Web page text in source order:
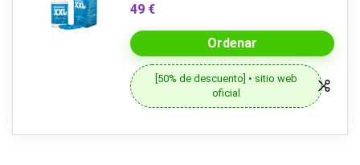
49 €
Ordenar
[50% de descuento] • sitio web
oficial